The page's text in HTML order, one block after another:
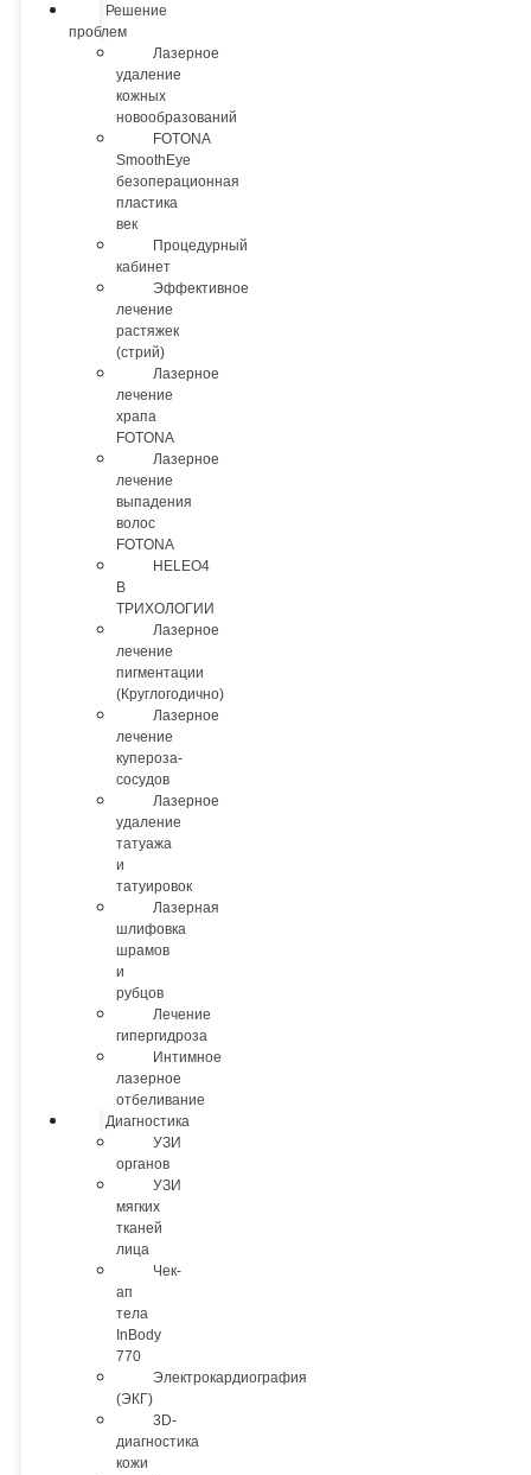
Решение
проблем
Лазерное
удаление
кожных
новообразований
FOTONA
SmoothEye
безоперационная
пластика
век
Процедурный
кабинет
Эффективное
лечение
растяжек
(стрий)
Лазерное
лечение
храпа
FOTONA
Лазерное
лечение
выпадения
волос
FOTONA
HELEO4
В
ТРИХОЛОГИИ
Лазерное
лечение
пигментации
(Круглогодично)
Лазерное
лечение
купероза-
сосудов
Лазерное
удаление
татуажа
и
татуировок
Лазерная
шлифовка
шрамов
и
рубцов
Лечение
гипергидроза
Интимное
лазерное
отбеливание
Диагностика
УЗИ
органов
УЗИ
мягких
тканей
лица
Чек-
ап
тела
InBody
770
Электрокардиография
(ЭКГ)
3D-
диагностика
кожи